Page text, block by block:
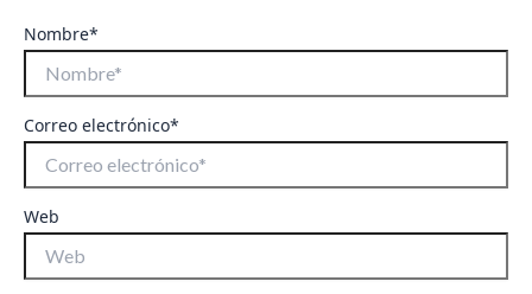
Nombre*
Correo electrónico*
Web